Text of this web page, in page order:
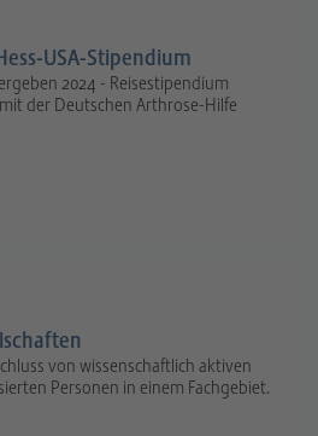
USA-Stipendium
2024 - Reisestipendium
der Deutschen Arthrose-Hilfe
von wissenschaftlich aktiven
Personen in einem Fachgebiet.